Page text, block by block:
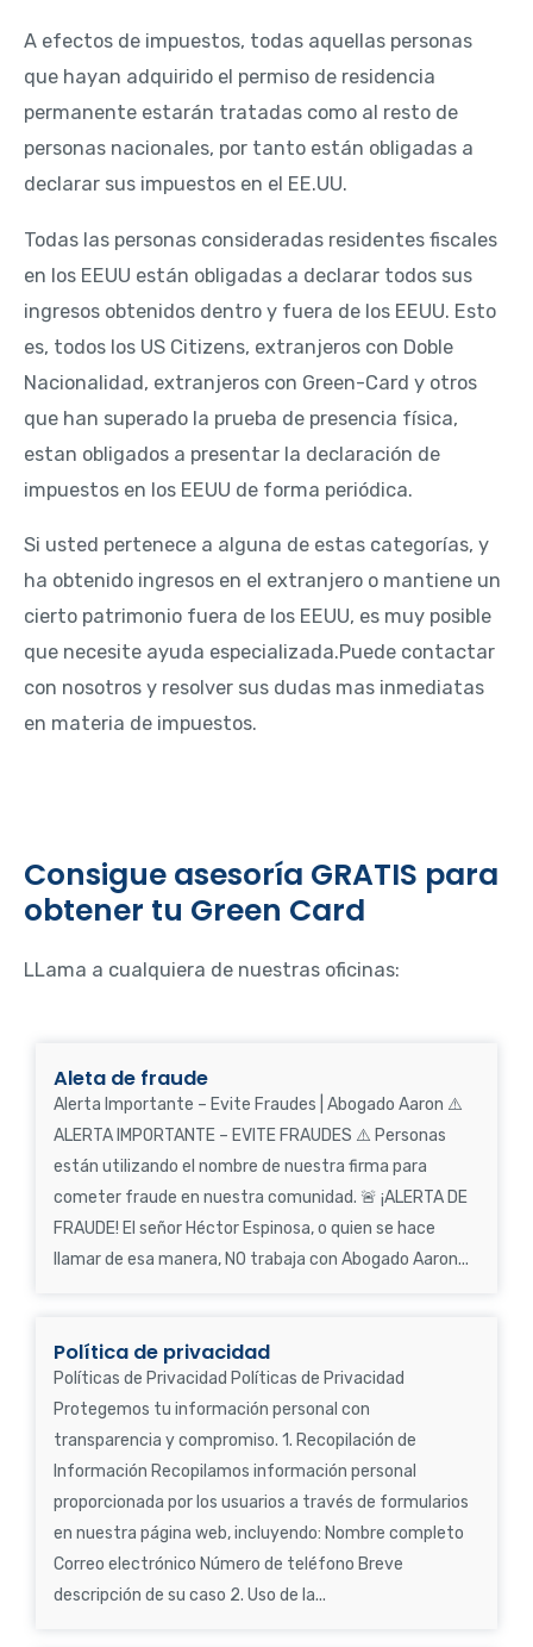
A efectos de impuestos, todas aquellas personas
que hayan adquirido el permiso de residencia
permanente estarán tratadas como al resto de
personas nacionales, por tanto están obligadas a
declarar sus impuestos en el EE.UU.
Todas las personas consideradas residentes fiscales
en los EEUU están obligadas a declarar todos sus
ingresos obtenidos dentro y fuera de los EEUU. Esto
es, todos los US Citizens, extranjeros con Doble
Nacionalidad, extranjeros con Green-Card y otros
que han superado la prueba de presencia física,
estan obligados a presentar la declaración de
impuestos en los EEUU de forma periódica.
Si usted pertenece a alguna de estas categorías, y
ha obtenido ingresos en el extranjero o mantiene un
cierto patrimonio fuera de los EEUU, es muy posible
que necesite ayuda especializada.Puede contactar
con nosotros y resolver sus dudas mas inmediatas
en materia de impuestos.
Consigue asesoría GRATIS para
obtener tu Green Card
LLama a cualquiera de nuestras oficinas:
Aleta de fraude
Alerta Importante – Evite Fraudes | Abogado Aaron ⚠️
ALERTA IMPORTANTE – EVITE FRAUDES ⚠️ Personas
están utilizando el nombre de nuestra firma para
cometer fraude en nuestra comunidad. 🚨 ¡ALERTA DE
FRAUDE! El señor Héctor Espinosa, o quien se hace
llamar de esa manera, NO trabaja con Abogado Aaron...
Política de privacidad
Políticas de Privacidad Políticas de Privacidad
Protegemos tu información personal con
transparencia y compromiso. 1. Recopilación de
Información Recopilamos información personal
proporcionada por los usuarios a través de formularios
en nuestra página web, incluyendo: Nombre completo
Correo electrónico Número de teléfono Breve
descripción de su caso 2. Uso de la...